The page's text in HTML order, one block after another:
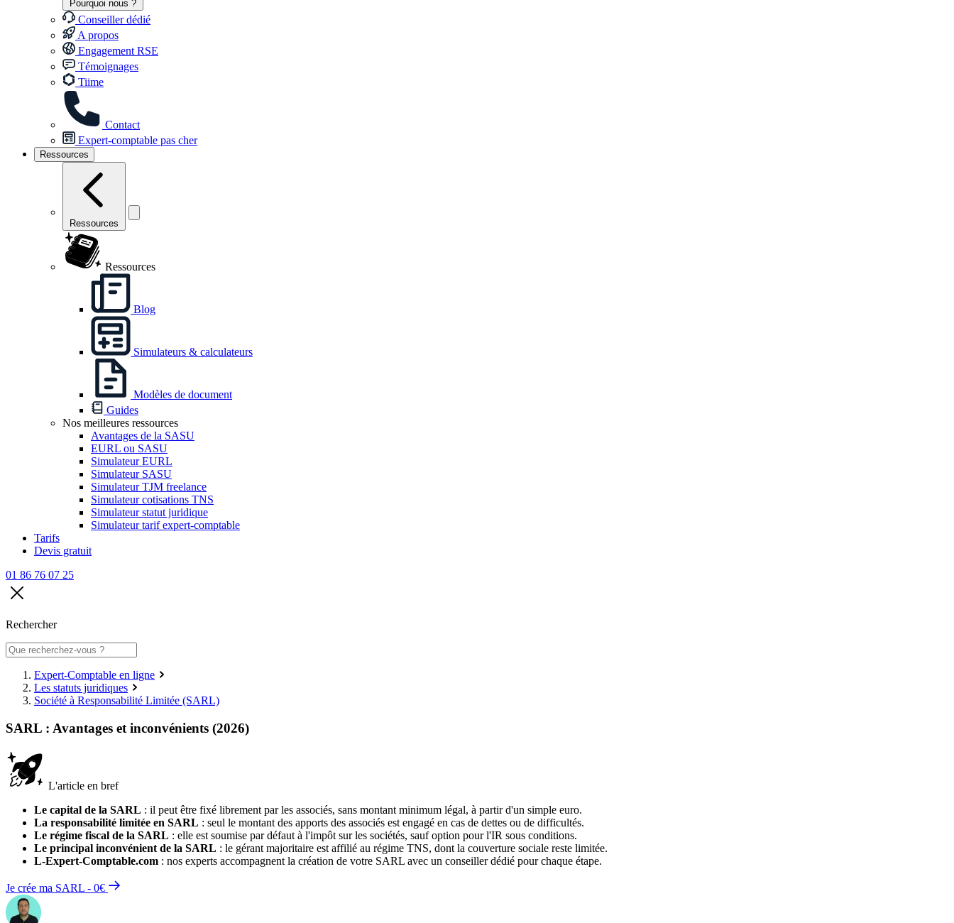
Pourquoi nous ?
Conseiller dédié
A propos
Engagement RSE
Témoignages
Tiime
Contact
Expert-comptable pas cher
Ressources
Ressources
Ressources
Blog
Simulateurs & calculateurs
Modèles de document
Guides
Nos meilleures ressources
Avantages de la SASU
EURL ou SASU
Simulateur EURL
Simulateur SASU
Simulateur TJM freelance
Simulateur cotisations TNS
Simulateur statut juridique
Simulateur tarif expert-comptable
Tarifs
Devis gratuit
01 86 76 07 25
Rechercher
Expert-Comptable en ligne
Les statuts juridiques
Société à Responsabilité Limitée (SARL)
SARL : Avantages et inconvénients (2026)
L'article en bref
Le capital de la SARL : il peut être fixé librement par les associés, sans montant minimum légal, à partir d'un simple euro.
La responsabilité limitée en SARL : seul le montant des apports des associés est engagé en cas de dettes ou de difficultés.
Le régime fiscal de la SARL : elle est soumise par défaut à l'impôt sur les sociétés, sauf option pour l'IR sous conditions.
Le principal inconvénient de la SARL : le gérant majoritaire est affilié au régime TNS, dont la couverture sociale reste limitée.
L-Expert-Comptable.com : nos experts accompagnent la création de votre SARL avec un conseiller dédié pour chaque étape.
Je crée ma SARL - 0€